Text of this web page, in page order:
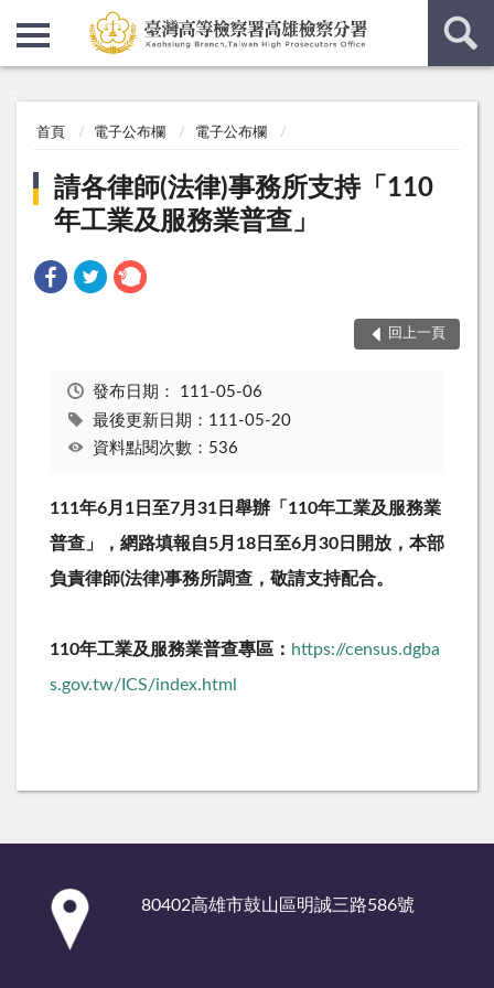
首頁 電子公布欄 電子公布欄
請各律師(法律)事務所支持「110
年工業及服務業普查」
回上一頁
發布日期： 111-05-06
最後更新日期：111-05-20
資料點閱次數：536
111年6月1日至7月31日舉辦「110年工業及服務業
普查」，網路填報自5月18日至6月30日開放，本部
負責律師(法律)事務所調查，敬請支持配合。
110年工業及服務業普查專區： https://census.dgba
s.gov.tw/ICS/index.html
80402高雄市鼓山區明誠三路586號